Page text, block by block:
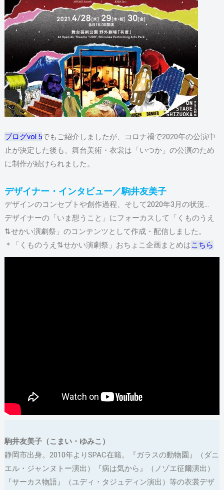
ブログvol.5でもご紹介しましたが、コロナ禍で2020年の公演中
止が決定した後も、舞台美術・衣裳は「いつか」の公演のため
に制作が続けられました。
デザイナー・インタビュー／駒井友美子
デザインのコンセプトや創作過程、そして2020年3月の状況…
デザイナーの「いま想うこと」にフォーカスして「くものうえ
⇅せかい演劇祭」のコンテンツとして作成・配信しました。
＊「くものうえ⇅せかい演劇祭」おちょこ企画まとめはこちら
駒井友美子（こまい・ゆみこ）
静岡市出身。2010年よりSPAC在籍。『ガラスの動物園』（ダニ
エル・ジャンヌトー演出）『病は気から』（ノゾエ征爾演出）
『サーカス物語』（ユディ・タジュディン演出）等の衣裳デザ